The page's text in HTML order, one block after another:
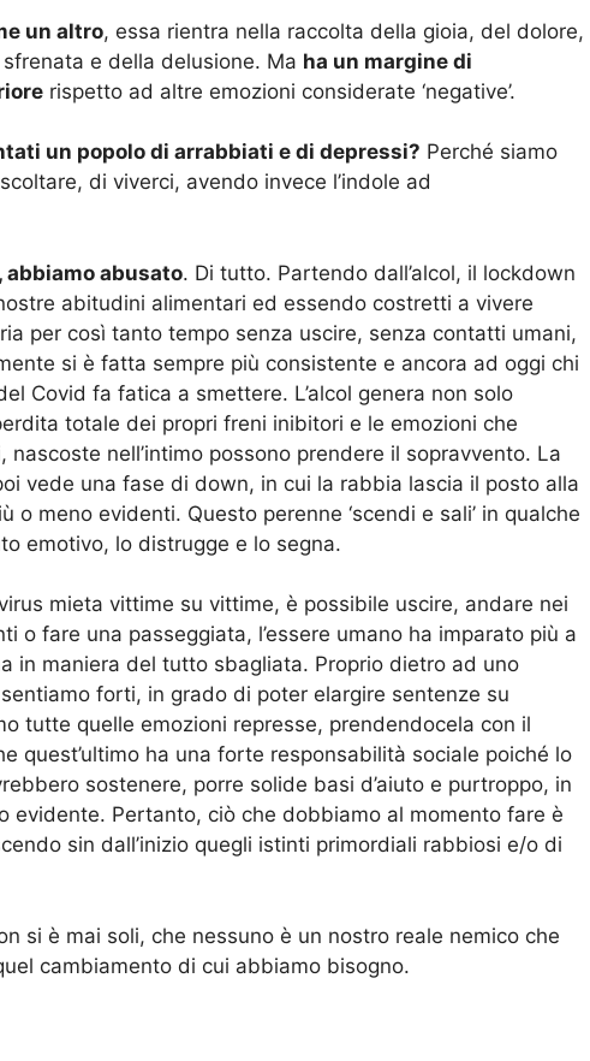
un altro, essa rientra nella raccolta della gioia, del dolore,
sfrenata e della delusione. Ma ha un margine di
rispetto ad altre emozioni considerate ‘negative’.
un popolo di arrabbiati e di depressi? Perché siamo
di viverci, avendo invece l’indole ad
abbiamo abusato. Di tutto. Partendo dall’alcol, il lockdown
abitudini alimentari ed essendo costretti a vivere
per così tanto tempo senza uscire, senza contatti umani,
si è fatta sempre più consistente e ancora ad oggi chi
Covid fa fatica a smettere. L’alcol genera non solo
totale dei propri freni inibitori e le emozioni che
nell’intimo possono prendere il sopravvento. La
vede una fase di down, in cui la rabbia lascia il posto alla
meno evidenti. Questo perenne ‘scendi e sali’ in qualche
emotivo, lo distrugge e lo segna.
mieta vittime su vittime, è possibile uscire, andare nei
o fare una passeggiata, l’essere umano ha imparato più a
in maniera del tutto sbagliata. Proprio dietro ad uno
forti, in grado di poter elargire sentenze su
tutte quelle emozioni represse, prendendocela con il
quest’ultimo ha una forte responsabilità sociale poiché lo
sostenere, porre solide basi d’aiuto e purtroppo, in
evidente. Pertanto, ciò che dobbiamo al momento fare è
sin dall’inizio quegli istinti primordiali rabbiosi e/o di
si è mai soli, che nessuno è un nostro reale nemico che
cambiamento di cui abbiamo bisogno.